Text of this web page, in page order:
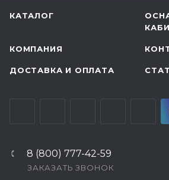
КАТАЛОГ
КОМПАНИЯ
ДОСТАВКА И ОПЛАТА
8 (800) 777-42-59
ЗАКАЗАТЬ ЗВОНОК